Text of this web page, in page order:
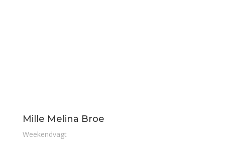
Mille Melina Broe
Weekendvagt